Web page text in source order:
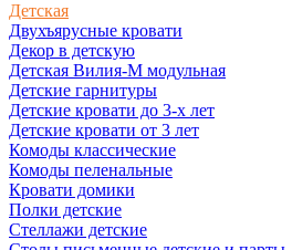
Детская
Двухъярусные кровати
Декор в детскую
Детская Вилия-М модульная
Детские гарнитуры
Детские кровати до 3-х лет
Детские кровати от 3 лет
Комоды классические
Комоды пеленальные
Кровати домики
Полки детские
Стеллажи детские